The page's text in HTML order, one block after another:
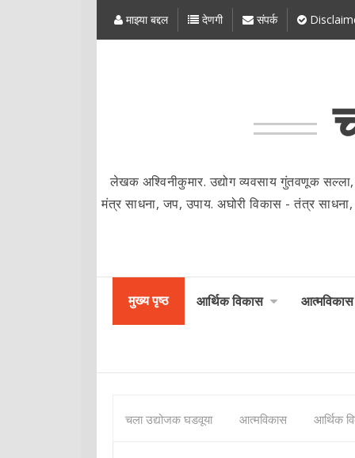
माझ्या बद्दल देणगी संपर्क
लेखक अश्विनीकुमार. उद्योग व्यवसाय गुंतवणूक सल्ला,
मंत्र साधना, जप, उपाय. अघोरी विकास - तंत्र साधना,
मुख्य पृष्ठ आर्थिक विकास आत्मविकास
चला उद्योजक घडवूया आत्मविकास आर्थिक